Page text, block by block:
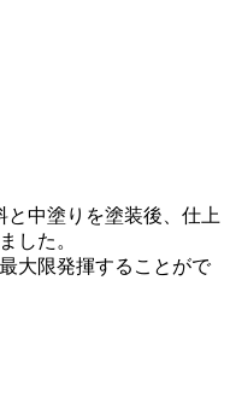
中塗りを塗装後、仕上
した。
大限発揮することがで